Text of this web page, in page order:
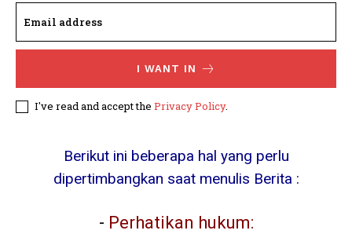
I WANT IN
I've read and accept the Privacy Policy.
Berikut ini beberapa hal yang perlu
dipertimbangkan saat menulis Berita :
- Perhatikan hukum: